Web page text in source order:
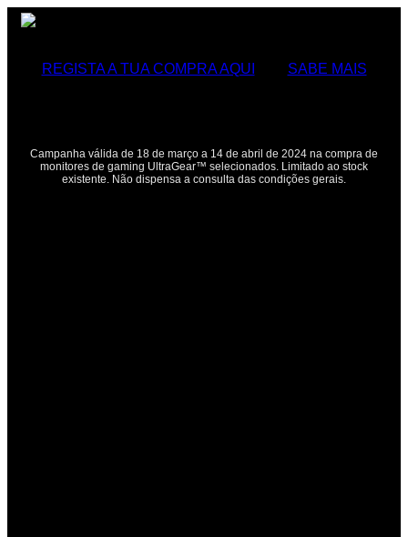
REGISTA A TUA COMPRA AQUI SABE MAIS
Campanha válida de 18 de março a 14 de abril de 2024 na compra de
monitores de gaming UltraGear™ selecionados. Limitado ao stock
existente. Não dispensa a consulta das condições gerais.